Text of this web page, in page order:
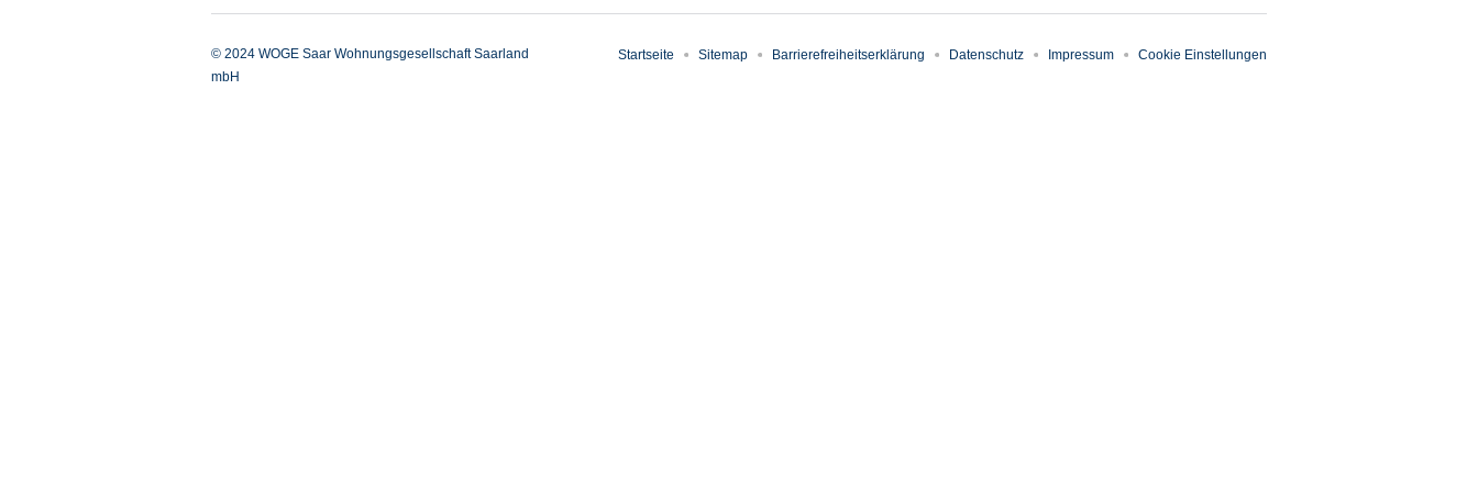
© 2024 WOGE Saar Wohnungsgesellschaft Saarland
mbH
Startseite Sitemap Barrierefreiheitserklärung Datenschutz Impressum Cookie Einstellungen